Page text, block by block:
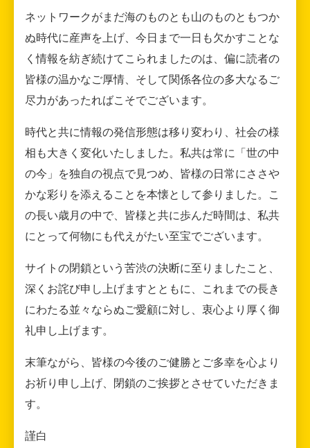
ネットワークがまだ海のものとも山のものともつか
ぬ時代に産声を上げ、今日まで一日も欠かすことな
く情報を紡ぎ続けてこられましたのは、偏に読者の
皆様の温かなご厚情、そして関係各位の多大なるご
尽力があったればこそでございます。
時代と共に情報の発信形態は移り変わり、社会の様
相も大きく変化いたしました。私共は常に「世の中
の今」を独自の視点で見つめ、皆様の日常にささや
かな彩りを添えることを本懐として参りました。こ
の長い歳月の中で、皆様と共に歩んだ時間は、私共
にとって何物にも代えがたい至宝でございます。
サイトの閉鎖という苦渋の決断に至りましたこと、
深くお詫び申し上げますとともに、これまでの長き
にわたる並々ならぬご愛顧に対し、衷心より厚く御
礼申し上げます。
末筆ながら、皆様の今後のご健勝とご多幸を心より
お祈り申し上げ、閉鎖のご挨拶とさせていただきま
す。
謹白